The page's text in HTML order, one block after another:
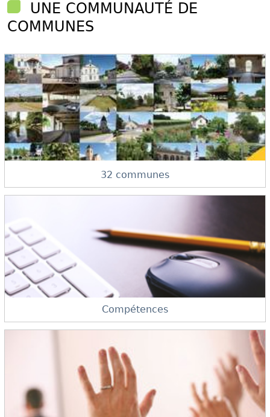
UNE COMMUNAUTÉ DE
COMMUNES
32 communes
Compétences